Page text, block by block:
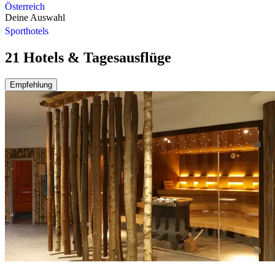
Österreich
Deine Auswahl
Sporthotels
21 Hotels & Tagesausflüge
Empfehlung